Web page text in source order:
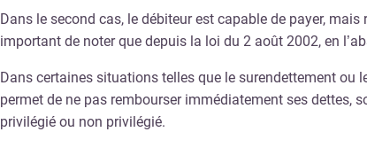
Dans le second cas, le débiteur est capable de payer,
important de noter que depuis la loi du 2 août 2002, en
Dans certaines situations telles que le surendettement ou
permet de ne pas rembourser immédiatement ses dettes,
privilégié ou non privilégié.